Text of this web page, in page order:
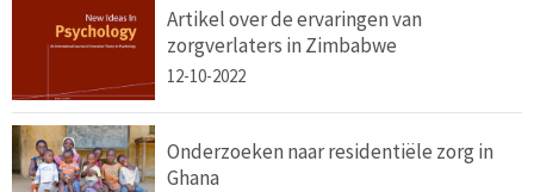
Artikel over de ervaringen van
zorgverlaters in Zimbabwe
12-10-2022
Onderzoeken naar residentiële zorg in
Ghana